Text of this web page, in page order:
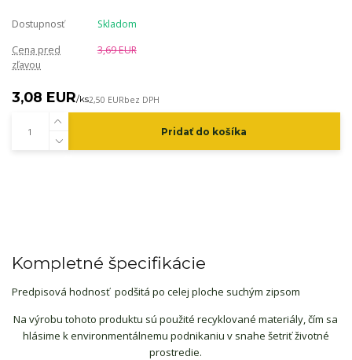
Dostupnosť
Skladom
Cena pred
zľavou
3,69 EUR
3,08 EUR/ks2,50 EURbez DPH
Pridať do košíka
Kompletné špecifikácie
Predpisová hodnosť podšitá po celej ploche suchým zipsom
Na výrobu tohoto produktu sú použité recyklované materiály, čím sa
hlásime k environmentálnemu podnikaniu v snahe šetriť životné
prostredie.